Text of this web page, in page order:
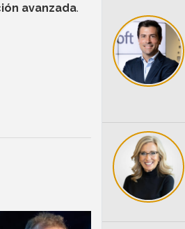
avanzada.